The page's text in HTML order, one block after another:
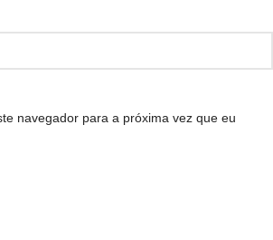
navegador para a próxima vez que eu